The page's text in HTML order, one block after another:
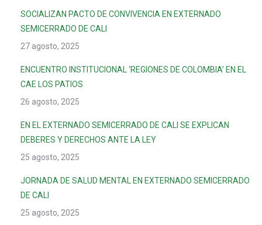
SOCIALIZAN PACTO DE CONVIVENCIA EN EXTERNADO
SEMICERRADO DE CALI
27 agosto, 2025
ENCUENTRO INSTITUCIONAL ‘REGIONES DE COLOMBIA’ EN EL
CAE LOS PATIOS
26 agosto, 2025
EN EL EXTERNADO SEMICERRADO DE CALI SE EXPLICAN
DEBERES Y DERECHOS ANTE LA LEY
25 agosto, 2025
JORNADA DE SALUD MENTAL EN EXTERNADO SEMICERRADO
DE CALI
25 agosto, 2025